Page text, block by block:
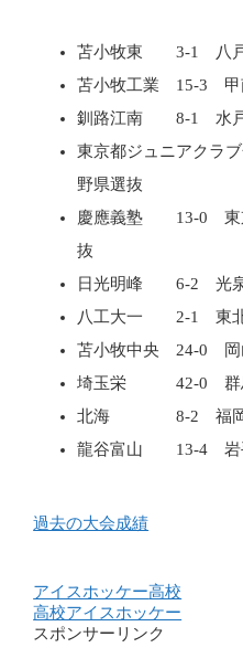
苫小牧東 3-1 八
苫小牧工業 15-3 甲
釧路江南 8-1 水戸
東京都ジュニアク
野県選抜
慶應義塾 13-0 東
抜
日光明峰 6-2 光泉
八工大一 2-1 東
苫小牧中央 24-0 岡
埼玉栄 42-0 群
北海 8-2 福岡ブ
龍谷富山 13-4 岩
過去の大会成績
アイスホッケー高校
高校アイスホッケー
スポンサーリンク